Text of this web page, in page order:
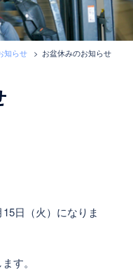
知らせ > お盆休みのお知らせ
日（火）になりま
す。